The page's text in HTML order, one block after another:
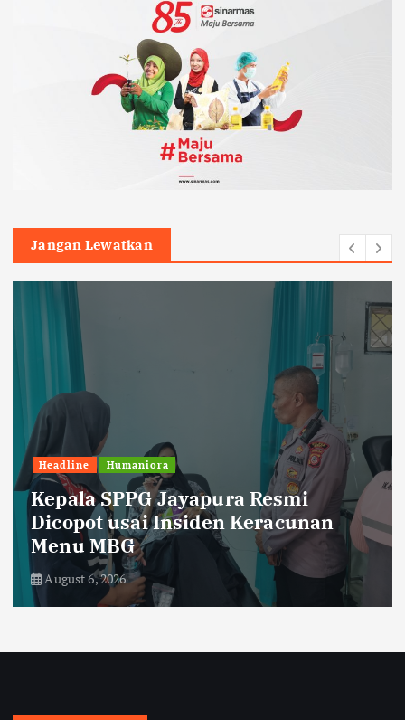
Jangan Lewatkan
Headline Humaniora
Kepala SPPG Jayapura Resmi
Dicopot usai Insiden Keracunan
Menu MBG
August 6, 2026